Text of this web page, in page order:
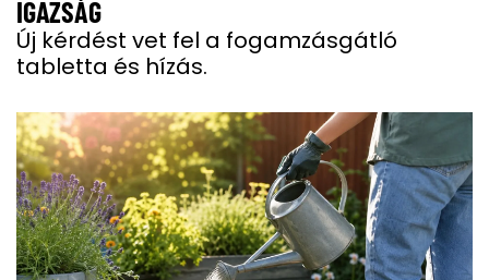
IGAZSÁG
Új kérdést vet fel a fogamzásgátló
tabletta és hízás.